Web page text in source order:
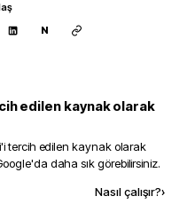
N
edilen kaynak olarak
'i tercih edilen kaynak olarak
daha sık görebilirsiniz.
Nasıl çalışır?›